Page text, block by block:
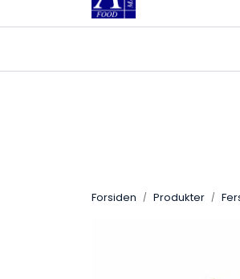
Skip to main content
Forsiden Produkter